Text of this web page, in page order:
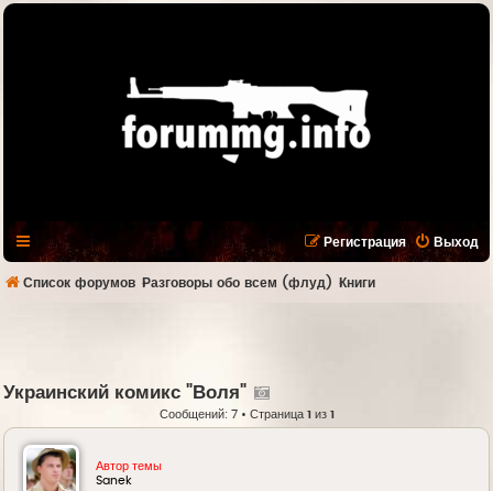
Выход
Регистрация
Список форумов Разговоры обо всем (флуд) Книги
Украинский комикс "Воля"
Сообщений: 7 • Страница 1из 1
Автор темы
Sanek